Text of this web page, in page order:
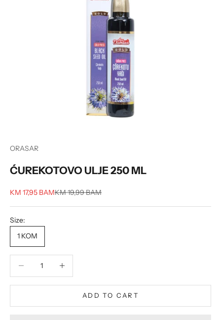
ORASAR
ĆUREKOTOVO ULJE 250 ML
Sale price
KM 17,95 BAMRegular price
KM 19,99 BAM
Size:
1 KOM
ADD TO CART